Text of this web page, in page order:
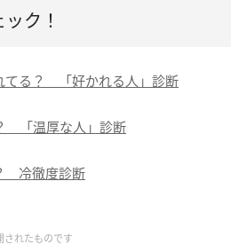
ク！
てる？ 「好かれる人」診断
「温厚な人」診断
冷徹度診断
されたものです